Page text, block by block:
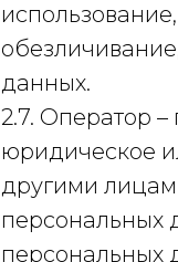
данных.
2.7. Оператор
юридическое
другими
персональных
персональных